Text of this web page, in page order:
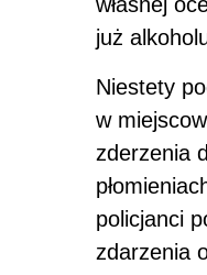
już
Niestety
w
zderzenia
policjanci
zdarzenia